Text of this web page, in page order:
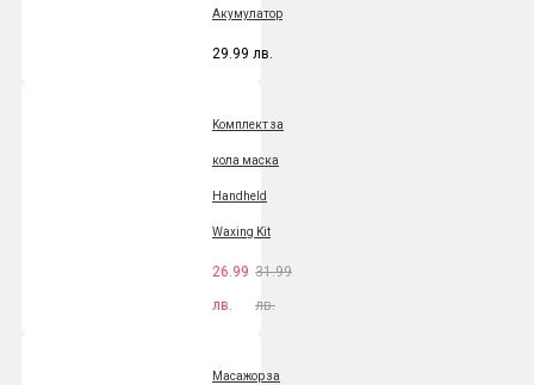
Акумулатор
29.99 лв.
Kомплект за
кола маска
Handheld
Waxing Kit
26.99
лв.
31.99
лв.
Масажор за